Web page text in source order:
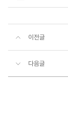
이전글
다음글